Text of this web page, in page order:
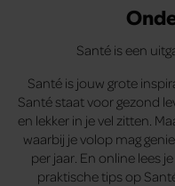
Santé is een
Santé is jouw grote
Santé staat voor gezond
en lekker in je vel zitten.
waarbij je volop mag
per jaar. En online lees
praktische tips op